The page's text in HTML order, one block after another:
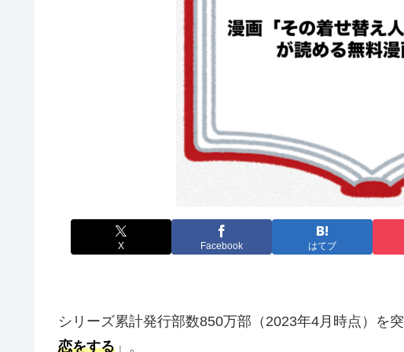
X Facebook はてブ
シリーズ累計発行部数850万部（2023年4月時点）を
恋をする 」。